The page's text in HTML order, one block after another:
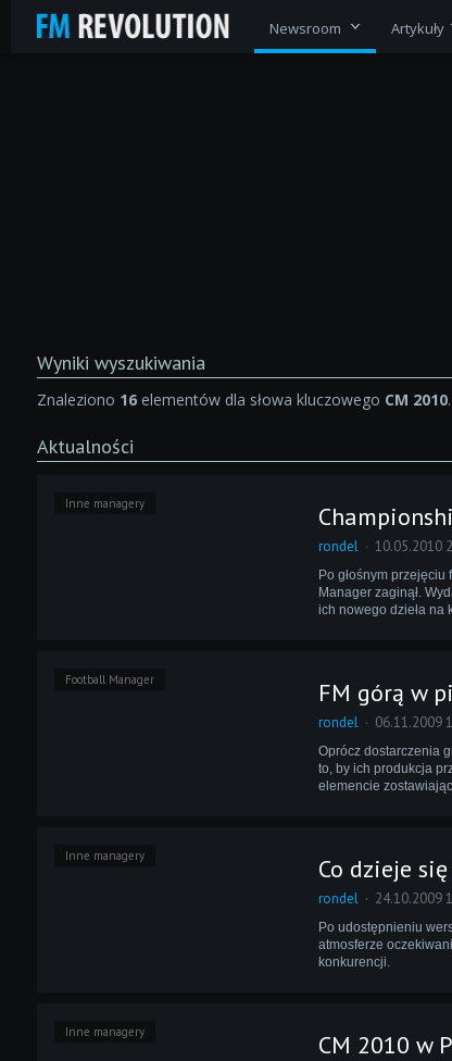
Newsroom Artykuły
Wyniki wyszukiwania
Znaleziono 16elementów dla słowa kluczowego CM 2010.
Aktualności
Inne managery
rondel 10.05.2010
Po głośnym
Manager zaginął.
ich nowego dzieła na
Football Manager FM górą w
rondel 06.11.2009
Oprócz dostarczenia
to, by ich produkcja
elemencie
Inne managery Co dzieje
rondel 24.10.2009
Po udostępnieniu
atmosferze
konkurencji.
Inne managery CM 2010 w